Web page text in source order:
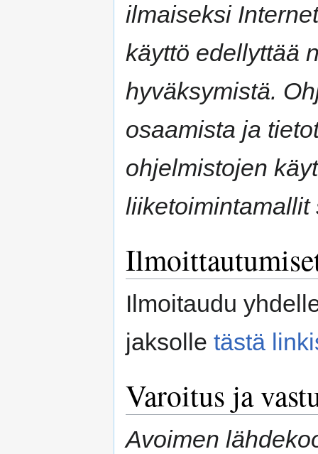
ilmaiseksi
käyttö edellyttää
hyväksymistä.
osaamista ja
ohjelmistojen
liiketoimintamallit
Ilmoitaudu
jaksolle tästä
Varoitus ja
Avoimen